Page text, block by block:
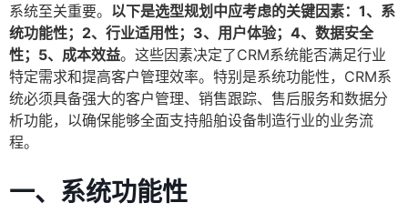
系统至关重要。 以下是选型规划中应考虑的关键因素：1、系
统功能性；2、行业适用性；3、用户体验；4、数据安全
性；5、成本效益。这些因素决定了CRM系统能否满足行业
特定需求和提高客户管理效率。特别是系统功能性，CRM系
统必须具备强大的客户管理、销售跟踪、售后服务和数据分
析功能，以确保能够全面支持船舶设备制造行业的业务流
程。
一、系统功能性